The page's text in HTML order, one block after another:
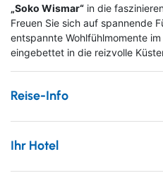
„Soko Wismar“ in die
Freuen Sie sich auf spannende
entspannte Wohlfühlmomente
eingebettet in die reizvolle
Reise-Info
Welt der beliebten TV-Krimiserie
Ihr Hotel